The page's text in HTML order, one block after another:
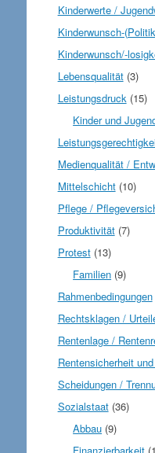
Kinderwerte /
Kinderwunsch-
Kinderwunsch/-
Lebensqualität(3)
Leistungsdruck(15)
Kinder und
Medienqualität /
Mittelschicht(10)
Pflege /
Produktivität(7)
Protest(13)
Familien (9)
Rahmenbedingungen
Rechtsklagen /
Rentenlage /
Rentensicherheit
Scheidungen /
Sozialstaat(36)
Abbau (9)